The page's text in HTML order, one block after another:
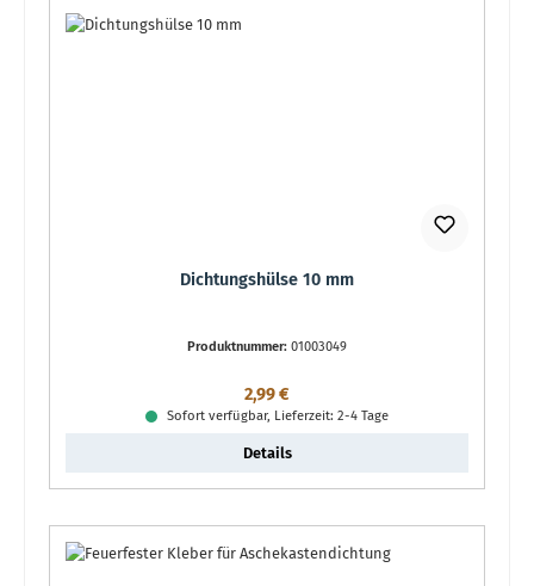
Dichtungshülse 10 mm
Produktnummer: 01003049
Regulärer Preis:
2,99 €
Sofort verfügbar, Lieferzeit: 2-4 Tage
Details